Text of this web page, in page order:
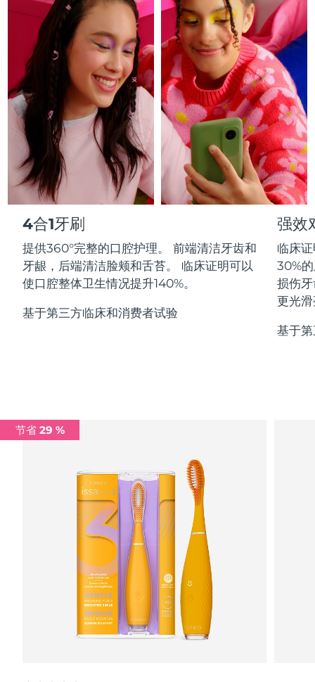
4合1牙刷
提供360°完整的口腔护理。 前端清洁牙齿和
牙龈，后端清洁脸颊和舌苔。 临床证明可以
使口腔整体卫生情况提升140%。
基于第三方临床和消费者试验
强效
临床
30%
损伤
更光
基于
节省 29 %
FAQ™护肤品
All FAQ™ skincare
FAQ™产品
All anti-aging treatments
FAQ™护肤品
All FAQ™ skincare
FAQ™产品
All LED treatments
FAQ™产品
All hair treatments
FAQ™ skincare
All FAQ™ skincare
FAQ™ products
All toning treatments
PEACH™ 2 Pro Max
Professional IPL hair removal device
PEACH™ 2
IPL hair removal
PEACH™ 2 go
Travel-friendly IPL hair removal
PEACH™ Cooling Prep Gel
Cooling IPL hair removal gel
身体护理
BEAR™ 2 body
Microcurrent body toning
LUNA™ 4 body
Massaging body brush
SUPERCHARGED™ serum
Firming body serum
痘肌护理
ESPADA™ 2 plus
Recurring acne LED therapy
ESPADA™ 2
ESPADA™ Blemish Solution
Concentrated acne gel
眼部护理
BEAR™ 2 eyes & lips
Microcurrent line smoothing device
IRIS™ 2
眼部护肤
Advanced eye care treatment
毛孔护理
KIWI™ derma
Diamond microdermabrasion .
KIWI™
护发
LUNA™ 4 hair
FLIP™ play advanced
牙齿美白
NEW
issa™ Teeth Whitening Set
Dual LED + sonic device & 18% PAP gel
更多的
FOREO APP
预计送达日期11/08/2026
法属波利尼西亚 预计送达日期15/08/2026
德国 预计送达日期11/08/2026
直布罗陀 预计送达日期15/08/2026
希腊 预计送达日期 11/08/2026
中国香港特别行政区 预计送达日期12/08/2026
匈牙利 预计送达日期11/08/2026
冰岛
印度尼西亚 预计送达日期09/08/2026
爱尔兰 11/08/2026
13/08/2026
日本
预计送达日期
哈萨克斯坦 预计送达日期
预计送达日期
预计送达日期
预计送达日期
预计送达日期